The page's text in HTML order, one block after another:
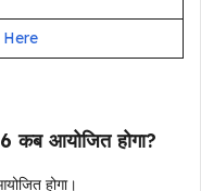
Here
आयोजित होगा?
होगा।